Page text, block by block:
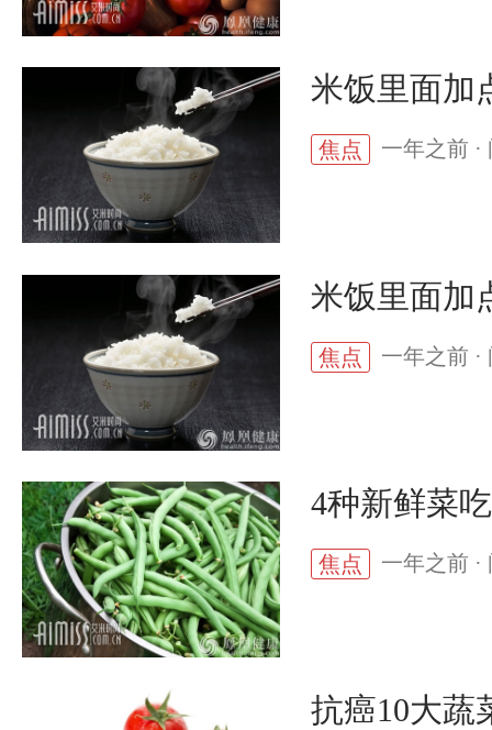
米饭里面加
焦点 一年之前 ·
米饭里面加
焦点 一年之前 ·
4种新鲜菜
焦点 一年之前 ·
抗癌10大蔬